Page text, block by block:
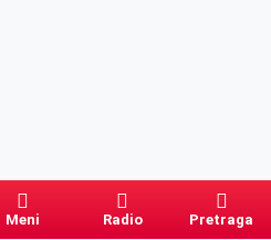
Meni Radio Pretraga